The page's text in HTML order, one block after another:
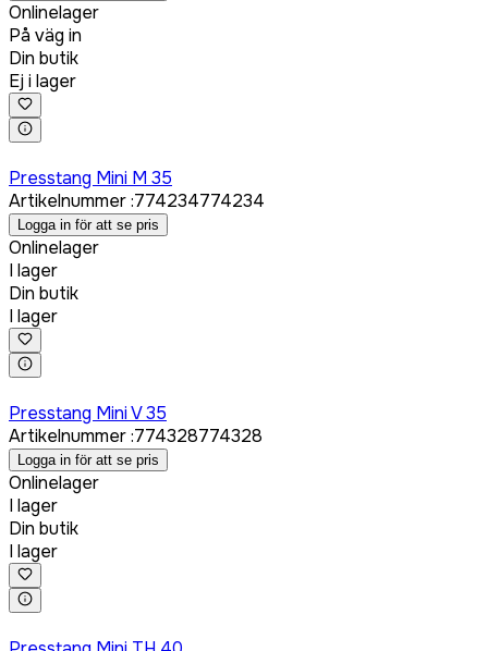
Onlinelager
På väg in
Din butik
Ej i lager
Presstang Mini M 35
Artikelnummer:774234774234
Logga in för att se pris
Onlinelager
I lager
Din butik
I lager
Presstang Mini V 35
Artikelnummer:774328774328
Logga in för att se pris
Onlinelager
I lager
Din butik
I lager